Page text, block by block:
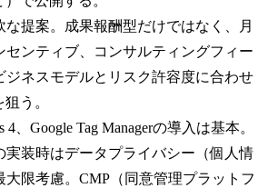
な提案。成果報酬型だけではなく、月
センティブ、コンサルティングフィー
ジネスモデルとリスク許容度に合わせ
う。
4、Google Tag Managerの導入は基本。
実装時はデータプライバシー（個人情
大限考慮。CMP（同意管理プラットフ